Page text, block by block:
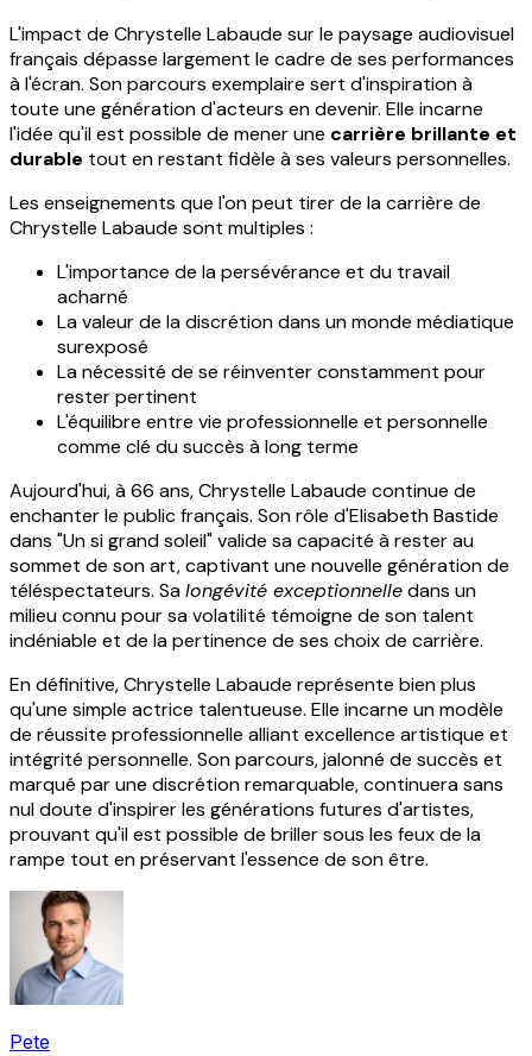
L'impact de Chrystelle Labaude sur le paysage audiovisuel
français dépasse largement le cadre de ses performances
à l'écran. Son parcours exemplaire sert d'inspiration à
toute une génération d'acteurs en devenir. Elle incarne
l'idée qu'il est possible de mener une carrière brillante et
durable tout en restant fidèle à ses valeurs personnelles.
Les enseignements que l'on peut tirer de la carrière de
Chrystelle Labaude sont multiples :
L'importance de la persévérance et du travail
acharné
La valeur de la discrétion dans un monde médiatique
surexposé
La nécessité de se réinventer constamment pour
rester pertinent
L'équilibre entre vie professionnelle et personnelle
comme clé du succès à long terme
Aujourd'hui, à 66 ans, Chrystelle Labaude continue de
enchanter le public français. Son rôle d'Elisabeth Bastide
dans "Un si grand soleil" valide sa capacité à rester au
sommet de son art, captivant une nouvelle génération de
téléspectateurs. Salongévité exceptionnelledans un
milieu connu pour sa volatilité témoigne de son talent
indéniable et de la pertinence de ses choix de carrière.
En définitive, Chrystelle Labaude représente bien plus
qu'une simple actrice talentueuse. Elle incarne un modèle
de réussite professionnelle alliant excellence artistique et
intégrité personnelle. Son parcours, jalonné de succès et
marqué par une discrétion remarquable, continuera sans
nul doute d'inspirer les générations futures d'artistes,
prouvant qu'il est possible de briller sous les feux de la
rampe tout en préservant l'essence de son être.
Pete